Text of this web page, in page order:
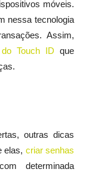
móveis.
nessa tecnologia
Assim,
Touch ID que
outras dicas
elas, criar senhas
determinada